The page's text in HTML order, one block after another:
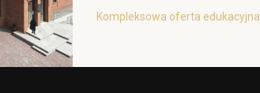
Kompleksowa oferta edukacyjna